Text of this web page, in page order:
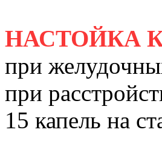
НАСТОЙКА
при
при
15 капель на